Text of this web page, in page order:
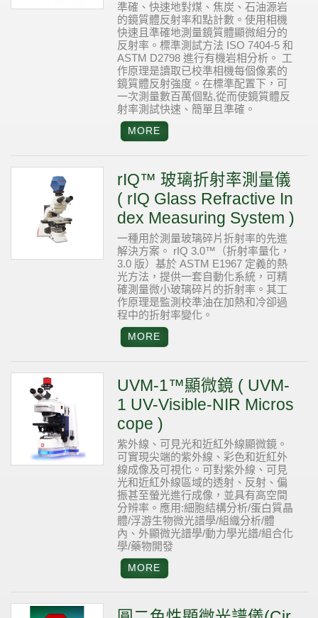
準確、快速地對煤、焦炭、石油源岩
的鏡質體反射率和點計數。使用相機
快速且準確地測量鏡質體顯微組分的
反射率。標準測試方法 ISO 7404-5 和
ASTM D2798 進行有機岩相分析。 工
作原理是讀取已校準相機每個像素的
鏡質體反射強度。在標準配置下，可
一次測量數百萬個點,從而使鏡質體反
射率測試快速、簡單且準確。
rIQ™ 玻璃折射率測量儀
( rIQ Glass Refractive In
dex Measuring System )
一種用於測量玻璃碎片折射率的先進
解決方案。 rIQ 3.0™（折射率量化，
3.0 版）基於 ASTM E1967 定義的熱
光方法，提供一套自動化系統，可精
確測量微小玻璃碎片的折射率。其工
作原理是監測校準油在加熱和冷卻過
程中的折射率變化。
UVM-1™顯微鏡 ( UVM-
1 UV-Visible-NIR Micros
cope )
紫外線、可見光和近紅外線顯微鏡。
可實現尖端的紫外線、彩色和近紅外
線成像及可視化。可對紫外線、可見
光和近紅外線區域的透射、反射、偏
振甚至螢光進行成像，並具有高空間
分辨率。應用:細胞結構分析/蛋白質晶
體/浮游生物微光譜學/組織分析/體
內、外顯微光譜學/動力學光譜/組合化
學/藥物開發